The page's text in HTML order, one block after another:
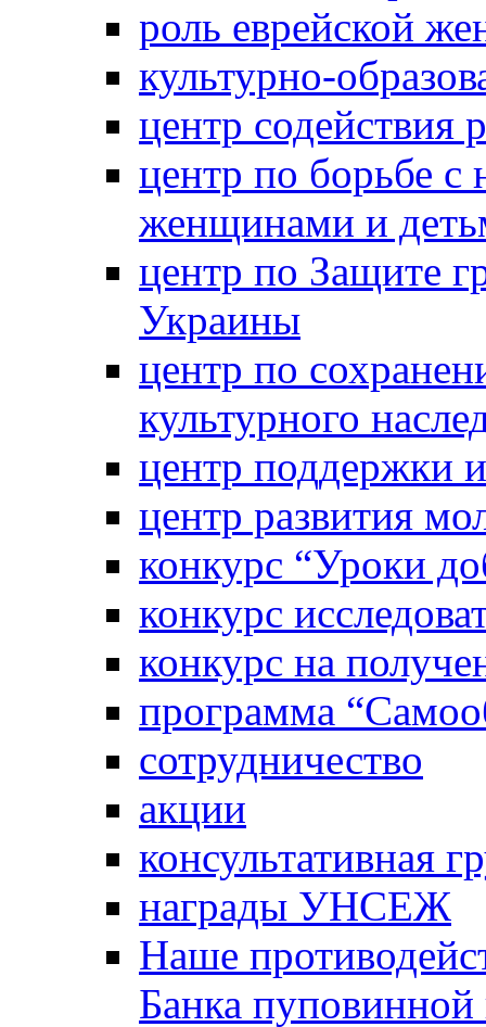
роль еврейской
культурно-
центр содействия
центр по борьбе с
женщинами и
центр по Защите
Украины
центр по
культурного
центр поддержки
центр развития
конкурс “Уроки
конкурс
конкурс на
программа
сотрудничество
акции
консультативная
награды УНСЕЖ
Наше
Банка